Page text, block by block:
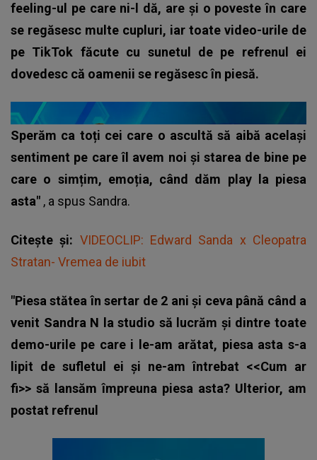
feeling-ul pe care ni-l dă, are și o poveste în care
se regăsesc multe cupluri, iar toate video-urile de
pe TikTok făcute cu sunetul de pe refrenul ei
dovedesc că oamenii se regăsesc în piesă.
Sperăm ca toți cei care o ascultă să aibă același
sentiment pe care îl avem noi și starea de bine pe
care o simțim, emoția, când dăm play la piesa
asta" , a spus Sandra.
Citește și: VIDEOCLIP: Edward Sanda x Cleopatra
Stratan- Vremea de iubit
"Piesa stătea în sertar de 2 ani și ceva până când a
venit Sandra N la studio să lucrăm și dintre toate
demo-urile pe care i le-am arătat, piesa asta s-a
lipit de sufletul ei și ne-am întrebat <<Cum ar
fi>> să lansăm împreuna piesa asta? Ulterior, am
postat refrenul